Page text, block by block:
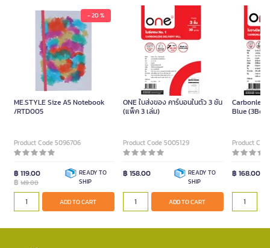
- 20 %
ME.STYLE Size A5 Notebook
/RTD005
Product Code 5096706
฿ 119.00
฿ 149.00
READY TO
SHIP
ADD TO CART
ONE ใบส่งของ คาร์บอนในตัว 3 ชั้น
(แพ็ค 3 เล่ม)
Product Code 5005129
฿ 158.00
READY TO
SHIP
ADD TO CART
Blue
Product
฿ 168.00